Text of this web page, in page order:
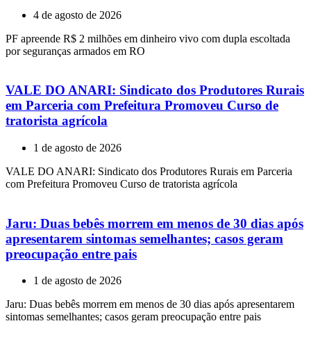
4 de agosto de 2026
PF apreende R$ 2 milhões em dinheiro vivo com dupla escoltada
por seguranças armados em RO
VALE DO ANARI: Sindicato dos Produtores Rurais
em Parceria com Prefeitura Promoveu Curso de
tratorista agrícola
1 de agosto de 2026
VALE DO ANARI: Sindicato dos Produtores Rurais em Parceria
com Prefeitura Promoveu Curso de tratorista agrícola
Jaru: Duas bebês morrem em menos de 30 dias após
apresentarem sintomas semelhantes; casos geram
preocupação entre pais
1 de agosto de 2026
Jaru: Duas bebês morrem em menos de 30 dias após apresentarem
sintomas semelhantes; casos geram preocupação entre pais